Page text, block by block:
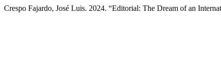
Crespo Fajardo, José Luis. 2024. “Editorial: The Dream of an